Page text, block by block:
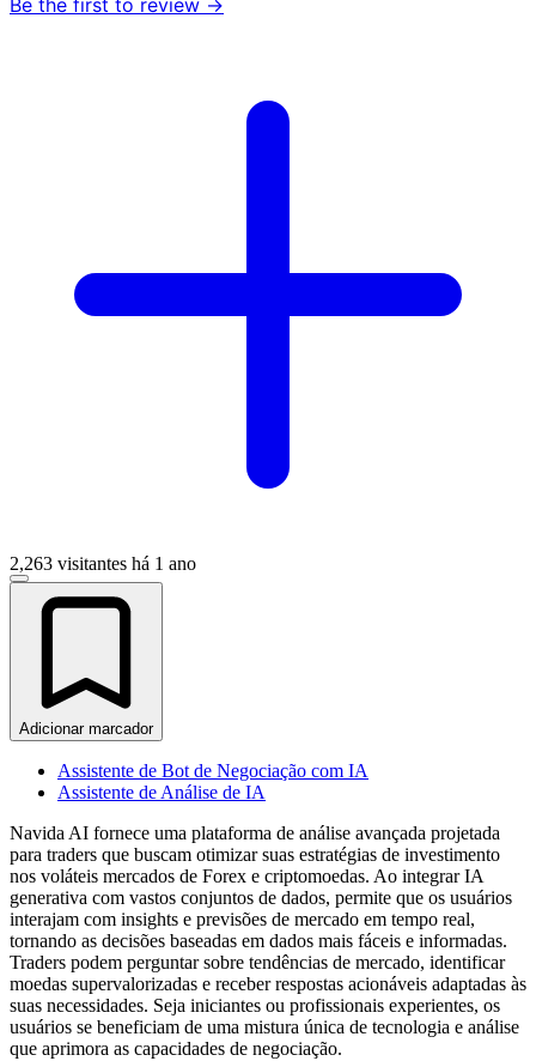
Be the first to review →
2,263 visitantes há 1 ano
Adicionar marcador
Assistente de Bot de Negociação com IA
Assistente de Análise de IA
Navida AI fornece uma plataforma de análise avançada projetada
para traders que buscam otimizar suas estratégias de investimento
nos voláteis mercados de Forex e criptomoedas. Ao integrar IA
generativa com vastos conjuntos de dados, permite que os usuários
interajam com insights e previsões de mercado em tempo real,
tornando as decisões baseadas em dados mais fáceis e informadas.
Traders podem perguntar sobre tendências de mercado, identificar
moedas supervalorizadas e receber respostas acionáveis adaptadas às
suas necessidades. Seja iniciantes ou profissionais experientes, os
usuários se beneficiam de uma mistura única de tecnologia e análise
que aprimora as capacidades de negociação.